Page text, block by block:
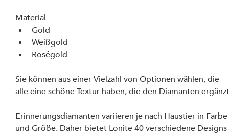
Material
Gold
Weißgold
Roségold
Sie können aus einer Vielzahl von Optionen wählen, die
alle eine schöne Textur haben, die den Diamanten
Erinnerungsdiamanten variieren je nach Haustier in
und Größe. Daher bietet Lonite 40 verschiedene Designs